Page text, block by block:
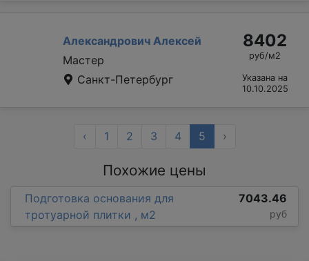
Александрович Алексей
Мастер
Санкт-Петербург
8402
руб/м2
Указана на
10.10.2025
‹ 1 2 3 4 5 ›
Похожие цены
Подготовка основания для
тротуарной плитки , м2
7043.46
руб